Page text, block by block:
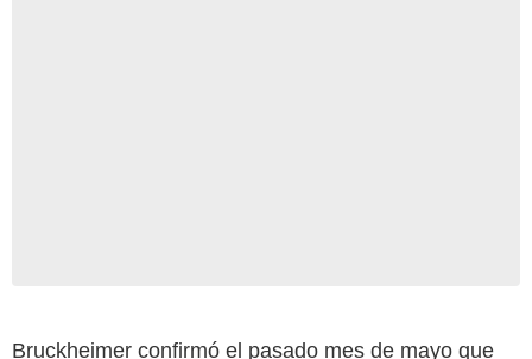
Bruckheimer confirmó el pasado mes de mayo que